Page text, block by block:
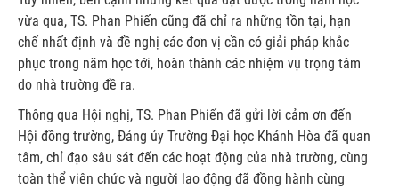
vừa qua, TS. Phan Phiến cũng đã chỉ ra những tồn tại, hạn
chế nhất định và đề nghị các đơn vị cần có giải pháp khắc
phục trong năm học tới, hoàn thành các nhiệm vụ trọng tâm
do nhà trường đề ra.
Thông qua Hội nghị, TS. Phan Phiến đã gửi lời cảm ơn đến
Hội đồng trường, Đảng ủy Trường Đại học Khánh Hòa đã quan
tâm, chỉ đạo sâu sát đến các hoạt động của nhà trường, cùng
toàn thể viên chức và người lao động đã đồng hành cùng